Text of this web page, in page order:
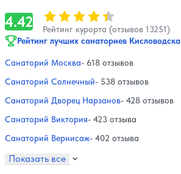
4.42 Оценка, количество звезд:
Рейтинг курорта (отзывов 13251)
Рейтинг лучших санаториев Кисловодска
Санаторий Москва- 618 отзывов
Санаторий Солнечный- 538 отзывов
Санаторий Дворец Нарзанов- 428 отзывов
Санаторий Виктория- 423 отзыва
Санаторий Вернисаж- 402 отзыва
Показать все